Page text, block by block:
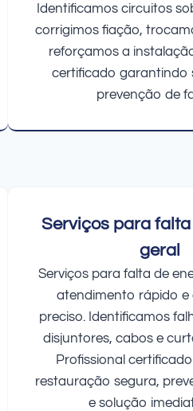
Identificamos circuitos
corrigimos fiação,
reforçamos a
certificado garantindo
prevenção de
Serviços para
geral
Serviços para falta de
atendimento rápido e
preciso. Identificamos
disjuntores, cabos e
Profissional
restauração segura,
e solução